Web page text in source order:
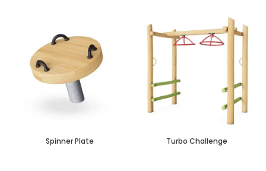
Spinner Plate Turbo Challenge